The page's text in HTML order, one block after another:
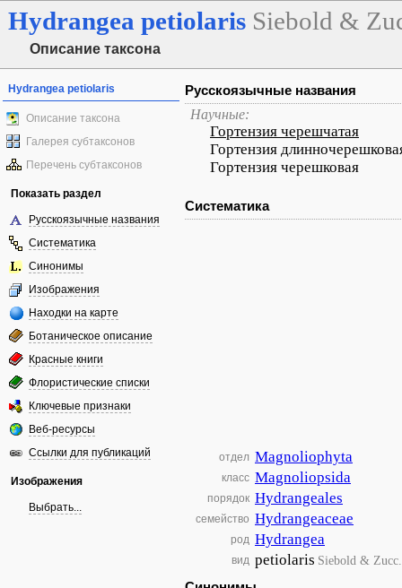
Hydrangea petiolaris Siebold &
Описание таксона
Hydrangea petiolaris
Описание таксона
Галерея субтаксонов
Перечень субтаксонов
Показать раздел
Русскоязычные названия
Систематика
Синонимы
Изображения
Находки на карте
Ботаническое описание
Красные книги
Флористические списки
Ключевые признаки
Веб-ресурсы
Ссылки для публикаций
Изображения
Выбрать...
Русскоязычные названия
Научные:
Гортензия черешчатая
Гортензия
Гортензия черешковая
Систематика
отдел Magnoliophyta
класс Magnoliopsida
порядок Hydrangeales
семейство Hydrangeaceae
род Hydrangea
вид petiolaris Siebold & Zucc.